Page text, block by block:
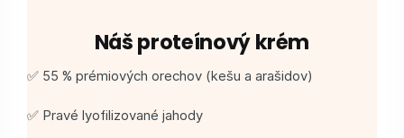
Náš proteínový krém
✅ 55 % prémiových orechov (kešu a arašidov)
✅ Pravé lyofilizované jahody